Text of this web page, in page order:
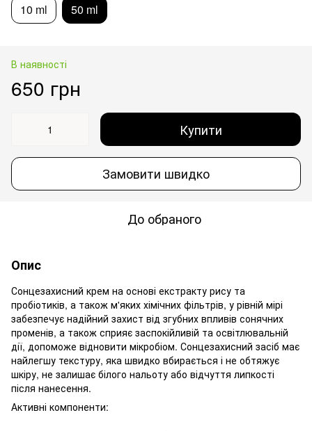
10 ml 50 ml
В наявності
650 грн
Купити
Замовити швидко
До обраного
Опис
Сонцезахисний крем на основі екстракту рису та
пробіотиків, а також м'яких хімічних фільтрів, у рівній мірі
забезпечує надійний захист від згубних впливів сонячних
променів, а також сприяє заспокійливій та освітлювальній
дії, допоможе відновити мікробіом. Сонцезахисний засіб має
найлегшу текстуру, яка швидко вбирається і не обтяжує
шкіру, не залишає білого нальоту або відчуття липкості
після нанесення.
Активні компоненти: